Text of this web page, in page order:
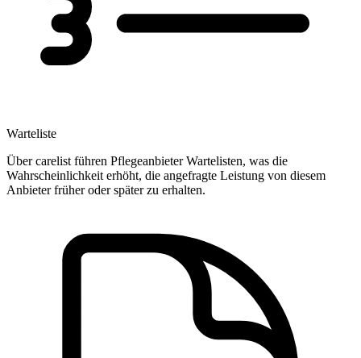
Warteliste
Über carelist führen Pflegeanbieter Wartelisten, was die
Wahrscheinlichkeit erhöht, die angefragte Leistung von diesem
Anbieter früher oder später zu erhalten.